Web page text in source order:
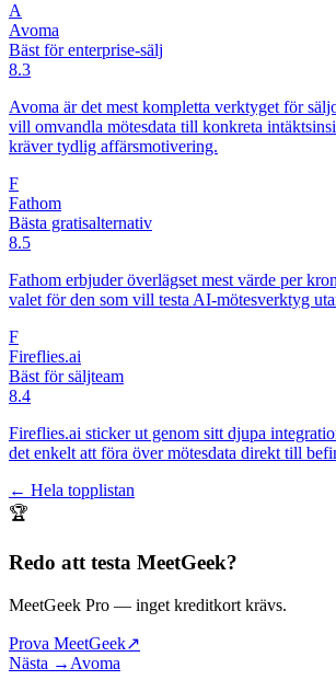
A
Avoma
Bäst för enterprise-sälj
8.3
Avoma är det mest kompletta verktyget för
vill omvandla mötesdata till konkreta
kräver tydlig affärsmotivering.
F
Fathom
Bästa gratisalternativ
8.5
Fathom erbjuder överlägset mest värde per
valet för den som vill testa AI-mötesverktyg
F
Fireflies.ai
Bäst för säljteam
8.4
Fireflies.ai sticker ut genom sitt djupa
det enkelt att föra över mötesdata direkt till
← Hela topplistan
🏆
Redo att testa MeetGeek?
MeetGeek Pro — inget kreditkort krävs.
Prova MeetGeek↗
Nästa → Avoma